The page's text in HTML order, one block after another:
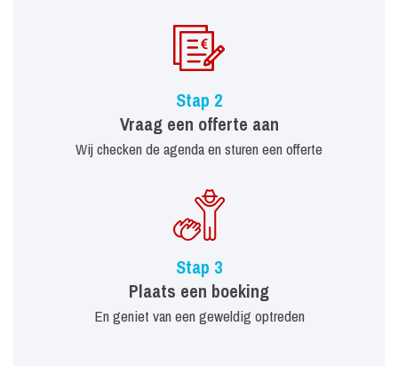
Stap 2
Vraag een offerte aan
Wij checken de agenda en sturen een offerte
Stap 3
Plaats een boeking
En geniet van een geweldig optreden